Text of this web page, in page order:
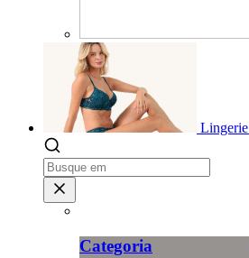
Lingerie
Categoria